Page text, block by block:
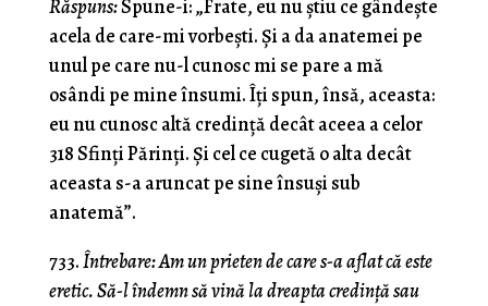
Răspuns:Spune-i: „Frate, eu nu ştiu ce gândeşte
acela de care-mi vorbeşti. Şi a da anatemei pe
unul pe care nu-l cunosc mi se pare a mă
osândi pe mine însumi. Îţi spun, însă, aceasta:
eu nu cunosc altă credinţă decât aceea a celor
318 Sfinţi Părinţi. Şi cel ce cugetă o alta decât
aceasta s-a aruncat pe sine însuşi sub
anatemă”.
733.Întrebare: Am un prieten de care s-a aflat că este
eretic. Să-l îndemn să vină la dreapta credinţă sau